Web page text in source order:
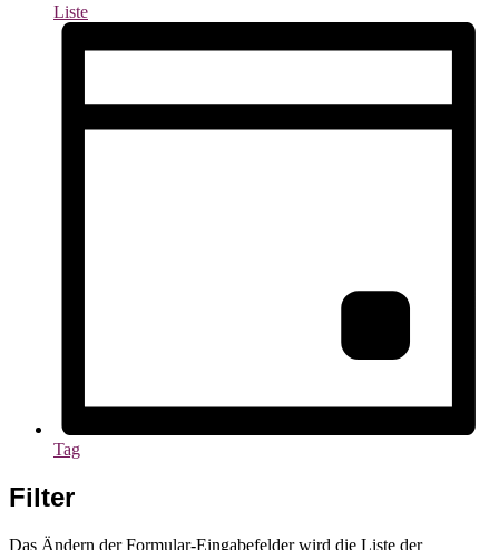
Liste
Tag
Filter
Das Ändern der Formular-Eingabefelder wird die Liste der